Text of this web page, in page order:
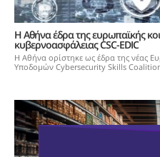
Η Αθήνα έδρα της ευρωπαϊκής
κυβερνοασφάλειας CSC-EDIC
Η Αθήνα ορίστηκε ως έδρα της νέας
Υποδομών Cybersecurity Skills Coalition